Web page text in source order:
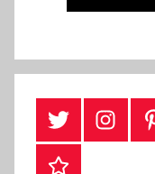
Twitter
Webshop